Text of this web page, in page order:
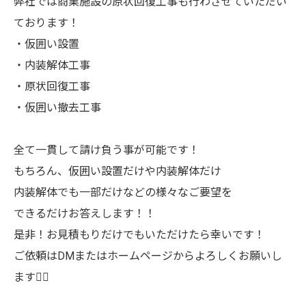
ております！
・仮囲い設置
・内装解体工事
・原状回復工事
・仮囲い撤去工事
全て一貫して請け負う事が可能です！
もちろん、仮囲い設置だけや内装解体だけ
内装解体でも一部だけなどの様々なご要望を
できるだけお答えします！！
是非！お見積もりだけでもいただけたら幸いです！
ご依頼はDMまたはホームページからよろしくお願いし
ます🙇‍♀️